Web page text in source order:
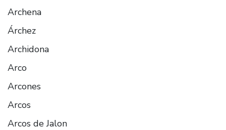
Archena
Árchez
Archidona
Arco
Arcones
Arcos
Arcos de Jalon